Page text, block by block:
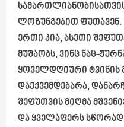
ლოზუნგებით ფუთავენ.
ერთი კია, ასეთი
მუშაობს, ვინც ნაც-
ყოველდღიური ტვინის
დაექვემდებარა,
შეფუთვის მიღმა
და ყველაფერს სწორად